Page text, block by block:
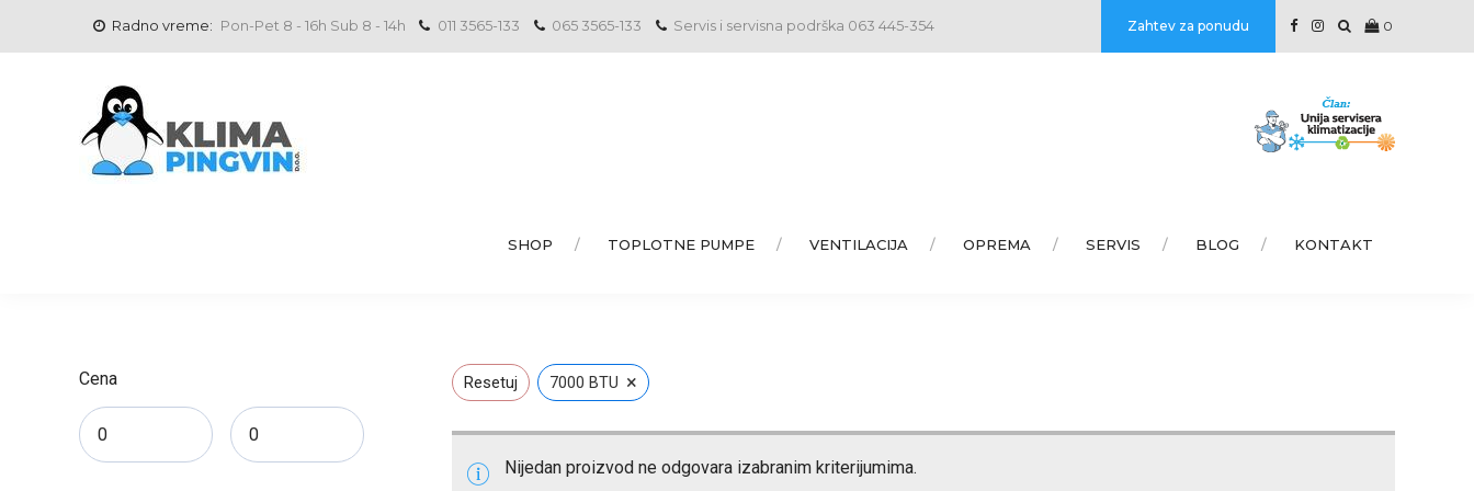
Radno vreme: Pon-Pet 8 - 16h Sub 8 - 14h 011 3565-133 065 3565-133 Servis i servisna podrška 063 445-354 Zahtev za ponudu 0
SHOP TOPLOTNE PUMPE VENTILACIJA OPREMA SERVIS BLOG KONTAKT
Resetuj 7000 BTU ×
Nijedan proizvod ne odgovara izabranim kriterijumima.
Cena